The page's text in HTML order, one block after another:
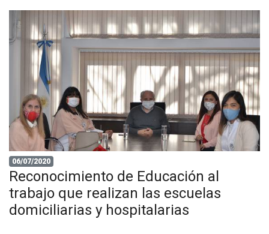
06/07/2020
Reconocimiento de Educación al
trabajo que realizan las escuelas
domiciliarias y hospitalarias